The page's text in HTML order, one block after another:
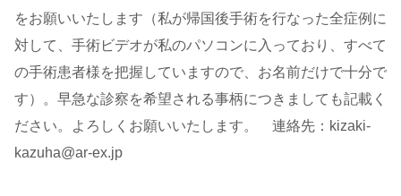
をお願いいたします（私が帰国後手術を行なった全症例に
対して、手術ビデオが私のパソコンに入っており、すべて
の手術患者様を把握していますので、お名前だけで十分で
す）。早急な診察を希望される事柄につきましても記載く
ださい。よろしくお願いいたします。 連絡先：kizaki-
kazuha@ar-ex.jp